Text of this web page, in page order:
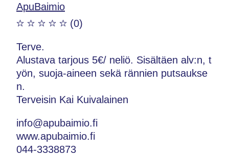
ApuBaimio
(0)
Terve.
Alustava tarjous 5€/ neliö. Sisältäen alv:n, t
yön, suoja-aineen sekä rännien putsaukse
n.
Terveisin Kai Kuivalainen
info@apubaimio.fi
www.apubaimio.fi
044-3338873